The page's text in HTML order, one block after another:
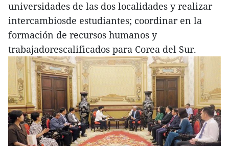
universidades de las dos localidades y realizar
intercambiosde estudiantes; coordinar en la
formación de recursos humanos y
trabajadorescalificados para Corea del Sur.